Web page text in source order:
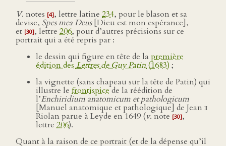
V. notes [4], lettre latine 234, pour le blason et sa
devise, Spes mea Deus[Dieu est mon espérance],
et [30], lettre 206, pour d’autres précisions sur ce
portrait qui a été repris par :
le dessin qui figure en tête de la première
édition desLettres de Guy Patin(1683) ;
la vignette (sans chapeau sur la tête de Patin) qui
illustre le frontispicede la réédition de
l’Enchiridium anatomicum et pathologicum
[Manuel anatomique et pathologique] de Jean ii
Riolan parue à Leyde en 1649 (v. note [30],
lettre 206).
Quant à la raison de ce portrait (et de la dépense qu’il